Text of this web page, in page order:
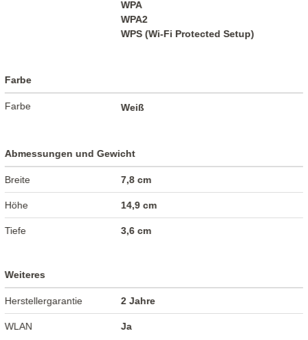
WPA
WPA2
WPS (Wi-Fi Protected Setup)
Farbe
Farbe Weiß
Abmessungen und Gewicht
Breite 7,8 cm
Höhe 14,9 cm
Tiefe 3,6 cm
Weiteres
Herstellergarantie 2 Jahre
WLAN Ja